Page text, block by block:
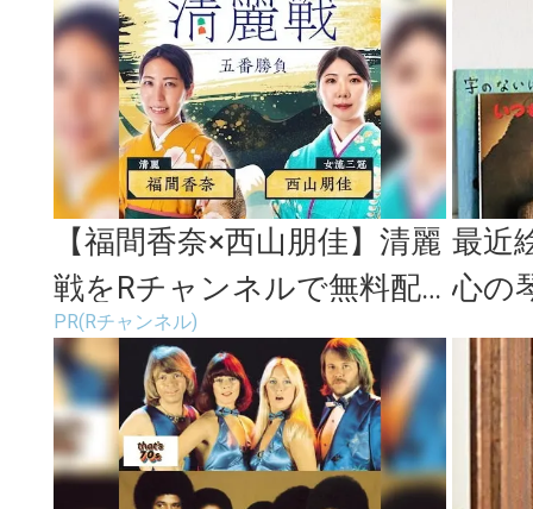
【福間香奈×西山朋佳】清麗
戦をRチャンネルで無料配
信！
PR(Rチャンネル)
最近
心の
読み